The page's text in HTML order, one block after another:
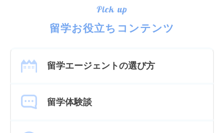
Pick up
留学お役立ちコンテンツ
留学エージェントの選び方
留学体験談